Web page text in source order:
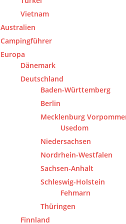
Vietnam
Australien
Campingführer
Europa
Dänemark
Deutschland
Baden-Württemberg
Berlin
Mecklenburg
Usedom
Niedersachsen
Nordrhein-Westfalen
Sachsen-Anhalt
Schleswig-Holstein
Fehmarn
Thüringen
Finnland